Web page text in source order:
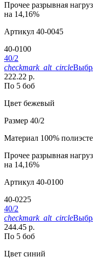
Прочее разрывная
на 14,16%
Артикул 40-0045
40-0100
40/2
checkmark_alt_circle
222.22 р.
По 5 боб
Цвет бежевый
Размер 40/2
Материал 100%
Прочее разрывная
на 14,16%
Артикул 40-0100
40-0225
40/2
checkmark_alt_circle
244.45 р.
По 5 боб
Цвет синий